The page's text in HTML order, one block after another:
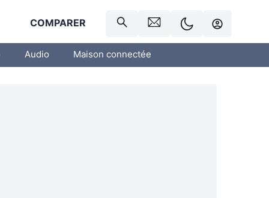
COMPARER
Audio Maison connectée